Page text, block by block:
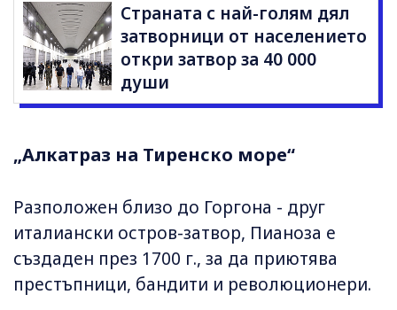
Страната с най-голям дял
затворници от населението
откри затвор за 40 000
души
„Алкатраз на Тиренско море“
Разположен близо до Горгона - друг
италиански остров-затвор, Пианоза е
създаден през 1700 г., за да приютява
престъпници, бандити и революционери.